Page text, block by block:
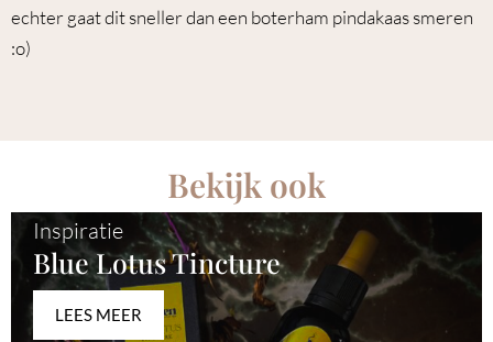
echter gaat dit sneller dan een boterham pindakaas smeren
:o)
Bekijk ook
Inspiratie
Blue Lotus Tincture
LEES MEER